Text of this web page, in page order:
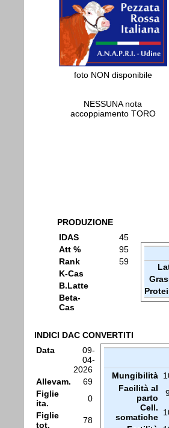
foto NON disponibile
NESSUNA nota
accoppiamento TORO
PRODUZIONE
IDAS
45
Att %
95
Rank
59
K-Cas
B.Latte
Beta-
Cas
INDICI DAC CONVERTITI
Data
09-
04-
2026
Allevam.
69
Figlie
ita.
0
Figlie
tot.
78
Mungibilità
Facilità al
parto
Cell.
somatiche